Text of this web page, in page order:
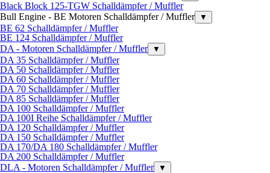
Black Block 125-TGW Schalldämpfer / Muffler
Bull Engine - BE Motoren Schalldämpfer / Muffler
▼
BE 62 Schalldämpfer / Muffler
BE 124 Schalldämpfer / Muffler
DA - Motoren Schalldämpfer / Muffler
▼
DA 35 Schalldämpfer / Muffler
DA 50 Schalldämpfer / Muffler
DA 60 Schalldämpfer / Muffler
DA 70 Schalldämpfer / Muffler
DA 85 Schalldämpfer / Muffler
DA 100 Schalldämpfer / Muffler
DA 100I Reihe Schalldämpfer / Muffler
DA 120 Schalldämpfer / Muffler
DA 150 Schalldämpfer / Muffler
DA 170/DA 180 Schalldämpfer / Muffler
DA 200 Schalldämpfer / Muffler
DLA - Motoren Schalldämpfer / Muffler
▼